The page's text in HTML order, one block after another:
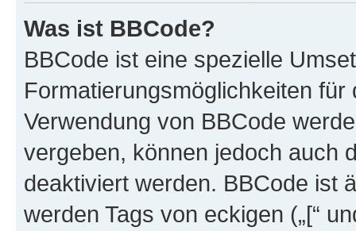
Was ist BBCode?
BBCode ist eine spezielle
Formatierungsmöglichkeiten
Verwendung von BBCode
vergeben, können jedoch auch
deaktiviert werden. BBCode ist
werden Tags von eckigen („[“